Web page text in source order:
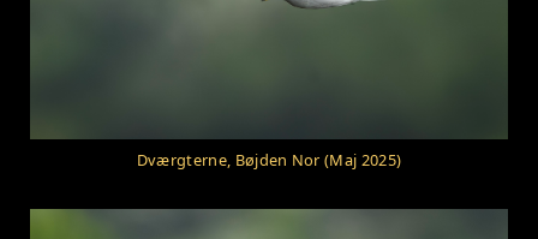
Dværgterne, Bøjden Nor (Maj 2025)